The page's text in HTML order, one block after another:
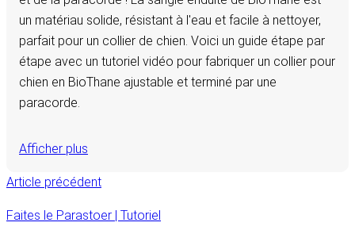
un matériau solide, résistant à l'eau et facile à nettoyer,
parfait pour un collier de chien. Voici un guide étape par
étape avec un tutoriel vidéo pour fabriquer un collier pour
chien en BioThane ajustable et terminé par une
paracorde.
Afficher plus
Article précédent
Faites le Parastoer | Tutoriel